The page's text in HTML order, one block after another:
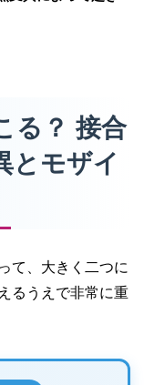
る？ 接合
とモザイ
て、大きく二つに
るうえで非常に重